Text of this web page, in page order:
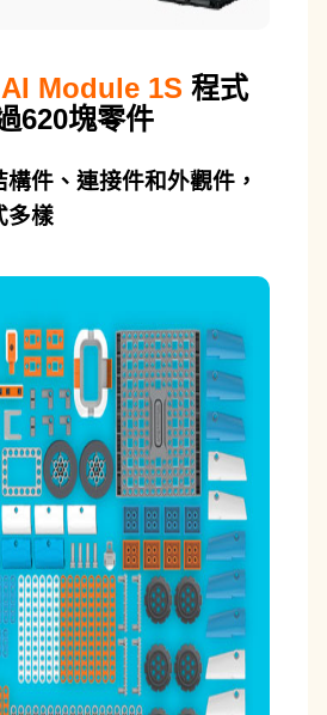
AI Module 1S 程式
620塊零件
件、連接件和外觀件，
多樣